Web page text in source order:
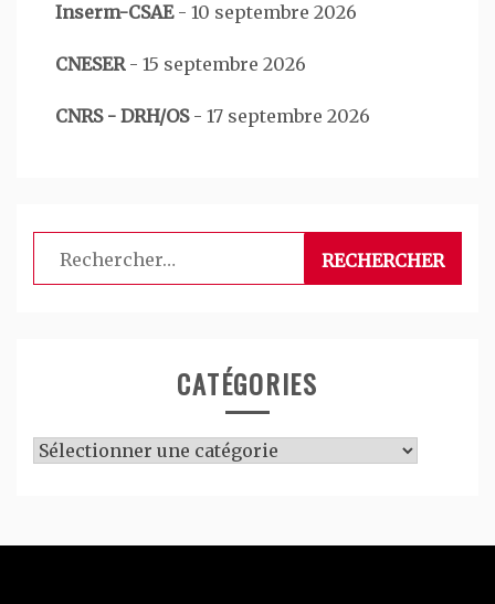
Inserm-CSAE- 10 septembre 2026
CNESER- 15 septembre 2026
CNRS - DRH/OS- 17 septembre 2026
Rechercher :
CATÉGORIES
Catégories